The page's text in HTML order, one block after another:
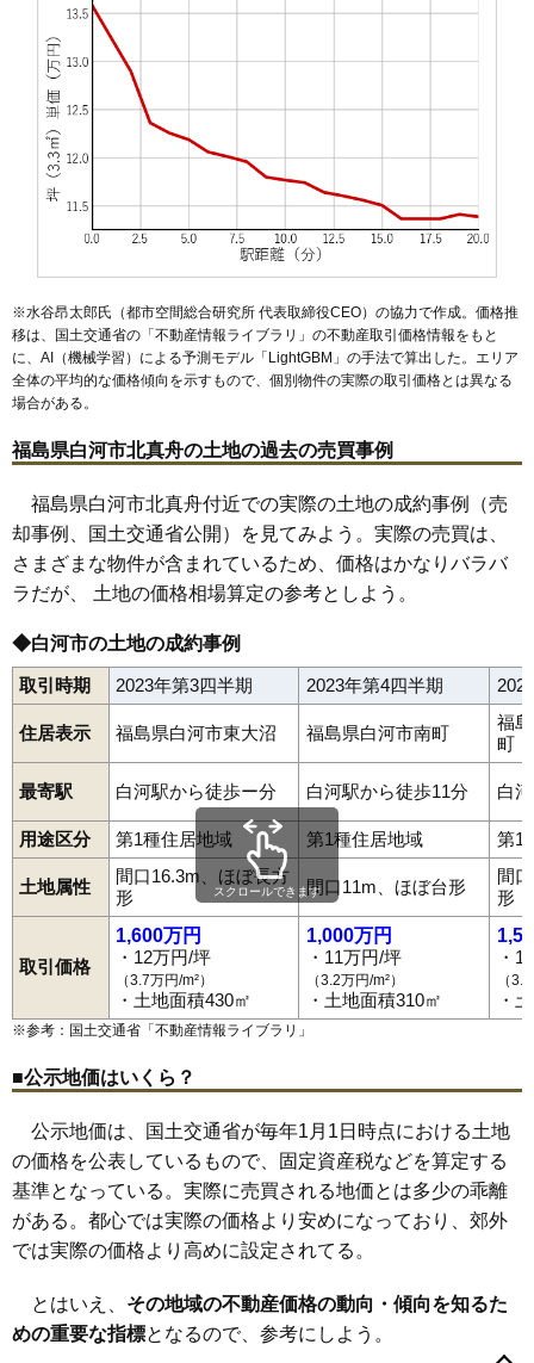
高山西 8.5万円 664万円
48 西三坂
49 明戸
50 田町
51
52 8.0万円
550万円
7.8万円
追廻 7.5万円 495万円 2.0%
57 東大沼 7.5万円 972万円 -0.3%
58
60 西三坂山 7.0万円 765万円 8.4%
61 三本松 6.7万円 606万円 -0.6%
62 影鬼越 6.7万円 541万円 -0.1%
63 薄葉 6.6万円 472万円 -4.7%
64 鬼越 6.4万円 550万円
65 五番町川原 6.4万円
66 西大沼 6.3万円 1,257万円 4.1%
67 泉田 6.2万円 541万円 2.9%
68 老久保山 5.8万円 987万円 5.2%
5.6万円
71 八竜神 5.6万円 668万円 3.7%
72 豊地 5.5万円 432万円 4.9%
73 石切場 5.3万円 1,197万円 4.0%
白井掛下 521万円 -1.7%
立石山 1,589万円 6.9%
76 池下裏 5.1万円 417万円 -7.2%
78 金勝寺 4.9万円 452万円 -8.9%
79 十三原道上 4.8万円 2,890万円 4.7%
80 中島 4.8万円 458万円 -1.0%
81 萱根 4.5万円 366万円 0.5%
82 大 4.2万円 442万円 -7.7%
83 久田野 3.4万円 479万円
84 道東 3.4万円 517万円 -7.4%
85 大信田園町府 3.3万円 337万円
※水谷昂太郎氏（都市空間総合研究所 代表取締役CEO）の協力で作成。価格推
移は、国土交通省の「不動産情報ライブラリ 」の不動産取引価格情報をもと
に、AI（機械学習）による予測モデル「LightGBM」の手法で算出した。エリア
全体の平均的な価格傾向を示すもので、個別物件の実際の取引価格とは異なる
場合がある。
福島県白河市北真舟の土地の過去の売買事例
福島県白河市北真舟付近での実際の土地の成約事例（売
却事例、国土交通省公開）を見てみよう。実際の売買は、
さまざまな物件が含まれているため、価格はかなりバラバ
ラだが、 土地の価格相場算定の参考としよう。
◆白河市の土地の成約事例
取引時期 2023年第3四半期 2023年第4四半期
住居表示 福島県白河市東大沼 福島県白河市南町
福
町
最寄駅 白河駅から徒歩ー分 白河駅から徒歩11分 白
用途区分 第1種住居地域 第1種住居地域 第1
土地属性
間口16.3m、ほぼ長方
形
間口11m、ほぼ台形
間
形
取引価格
1,600万円
・12万円/坪
（3.7万円/m²）
・土地面積430㎡
1,000万円
・11万円/坪
（3.2万円/m²）
・土地面積310㎡
・
（
・
スクロールできます
※参考：国土交通省「不動産情報ライブラリ 」
■公示地価はいくら？
公示地価は、国土交通省が毎年1月1日時点における土地
の価格を公表しているもので、固定資産税などを算定する
基準となっている。実際に売買される地価とは多少の乖離
がある。都心では実際の価格より安めになっており、郊外
では実際の価格より高めに設定されてる。
とはいえ、 その地域の不動産価格の動向・傾向を知るた
めの重要な指標となるので、参考にしよう。
表郷番沢表郷八幡郭内影鬼越金屋町萱根関川窪北裏
北中川原北登り町北堀切北真舟 金勝寺 金鈴 久田野
五番町川原転坂 細工町栄町三本松三本松山 十文字